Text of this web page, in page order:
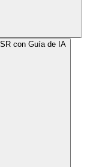
con Guía de IA